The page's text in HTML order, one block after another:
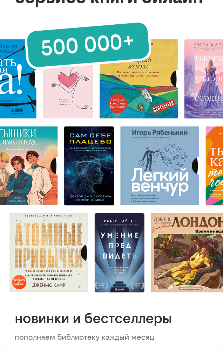
новинки и бестселлеры
пополняем библиотеку каждый месяц